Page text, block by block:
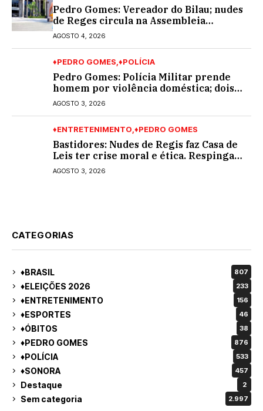
Pedro Gomes: Vereador do Bilau; nudes
de Reges circula na Assembleia
Legislativa de MS e também na
governadoria
AGOSTO 4, 2026
♦PEDRO GOMES ♦POLÍCIA
Pedro Gomes: Polícia Militar prende
homem por violência doméstica; dois
socos na cara dela
AGOSTO 3, 2026
♦ENTRETENIMENTO ♦PEDRO GOMES
Bastidores: Nudes de Regis faz Casa de
Leis ter crise moral e ética. Respinga
em todos os vereadores e decredibiliza
vereança
AGOSTO 3, 2026
CATEGORIAS
♦BRASIL 807
♦ELEIÇÕES 2026 233
♦ENTRETENIMENTO 156
♦ESPORTES 46
♦ÓBITOS 38
♦PEDRO GOMES 876
♦POLÍCIA 533
♦SONORA 457
Destaque 2
Sem categoria 2.997